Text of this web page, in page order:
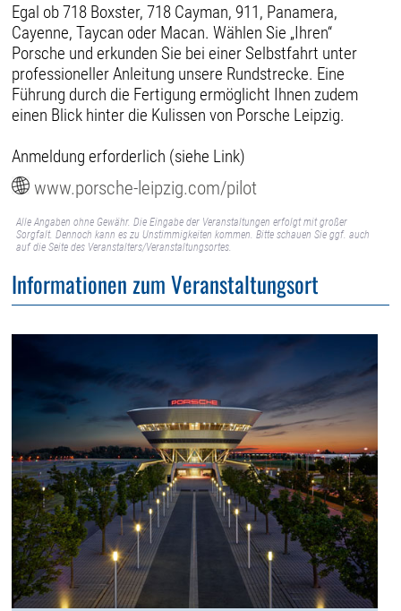
Egal ob 718 Boxster, 718 Cayman, 911, Panamera,
Cayenne, Taycan oder Macan. Wählen Sie „Ihren“
Porsche und erkunden Sie bei einer Selbstfahrt unter
professioneller Anleitung unsere Rundstrecke. Eine
Führung durch die Fertigung ermöglicht Ihnen zudem
einen Blick hinter die Kulissen von Porsche Leipzig.
Anmeldung erforderlich (siehe Link)
www.porsche-leipzig.com/pilot
Alle Angaben ohne Gewähr. Die Eingabe der Veranstaltungen erfolgt mit großer
Sorgfalt. Dennoch kann es zu Unstimmigkeiten kommen. Bitte schauen Sie ggf. auch
auf die Seite des Veranstalters/Veranstaltungsortes.
Informationen zum Veranstaltungsort